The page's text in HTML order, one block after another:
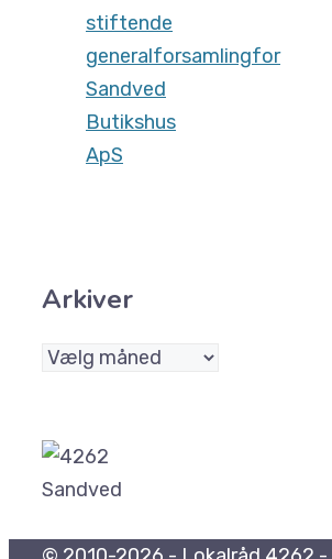
stiftende
generalforsamlingfor
Sandved
Butikshus
ApS
Arkiver
Arkiver